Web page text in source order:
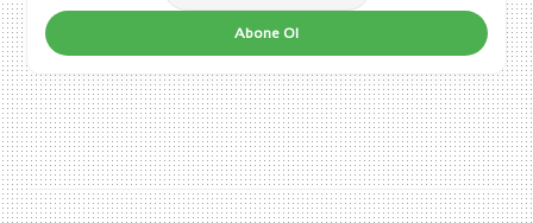
Abone Ol